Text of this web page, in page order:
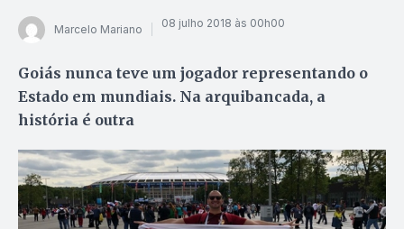
Marcelo Mariano 08 julho 2018 às 00h00
Goiás nunca teve um jogador representando o
Estado em mundiais. Na arquibancada, a
história é outra